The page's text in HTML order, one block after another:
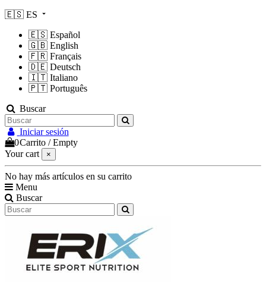
🇪🇸 ES
🇪🇸 Español
🇬🇧 English
🇫🇷 Français
🇩🇪 Deutsch
🇮🇹 Italiano
🇵🇹 Português
Buscar
Iniciar sesión
0Carrito /Empty
Your cart
×
No hay más artículos en su carrito
Menu
Buscar